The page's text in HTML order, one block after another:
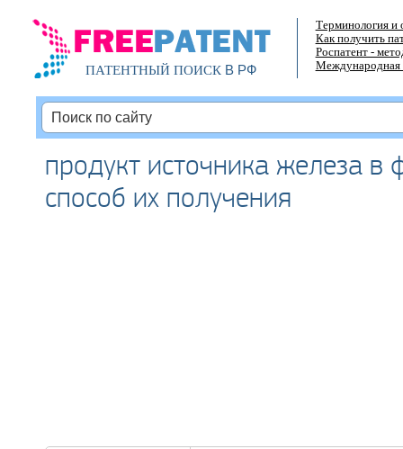
ПАТЕНТНЫЙ ПОИСКВ РФ
Терминология и
Как получить
Роспатент -
Международная
продукт источника железа в
способ их получения